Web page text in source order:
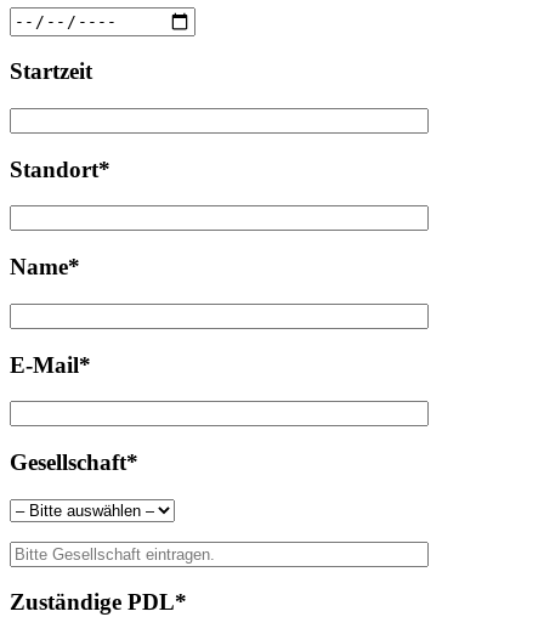
Startzeit
Standort*
Name*
E-Mail*
Gesellschaft*
Zuständige PDL*